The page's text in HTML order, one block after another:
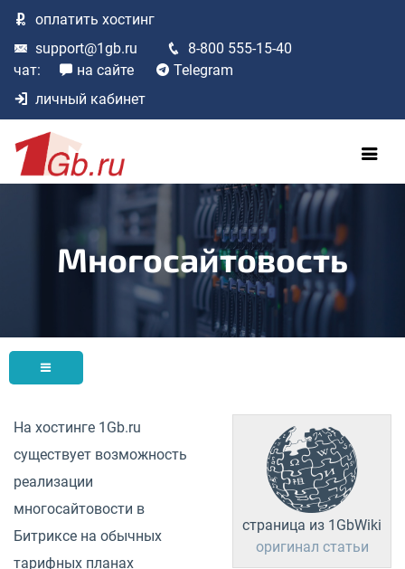
оплатить хостинг
support@1gb.ru
8-800 555-15-40
чат:
на сайте
Telegram
личный кабинет
Многосайтовость
страница из 1GbWiki
оригинал статьи
На хостинге 1Gb.ru
существует возможность
реализации
многосайтовости в
Битриксе на обычных
тарифных планах